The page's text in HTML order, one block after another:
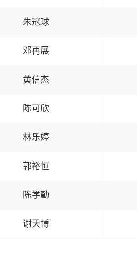
朱冠球
邓再展
黄信杰
陈可欣
林乐婷
郭裕恒
陈学勤
谢天博